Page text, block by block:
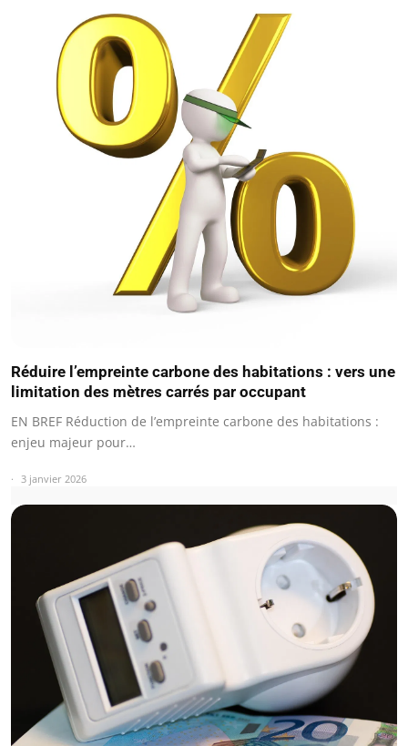
Réduire l’empreinte carbone des habitations : vers une
limitation des mètres carrés par occupant
EN BREF Réduction de l’empreinte carbone des habitations :
enjeu majeur pour…
3 janvier 2026